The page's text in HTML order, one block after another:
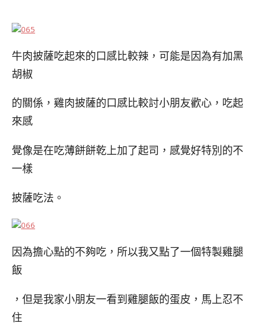
牛肉披薩吃起來的口感比較辣，可能是因為有加黑
胡椒
的關係，雞肉披薩的口感比較討小朋友歡心，吃起
來感
覺像是在吃薄餅餅乾上加了起司，感覺好特別的不
一樣
披薩吃法。
因為擔心點的不夠吃，所以我又點了一個特製雞腿
飯
，但是我家小朋友一看到雞腿飯的蛋皮，馬上忍不
住